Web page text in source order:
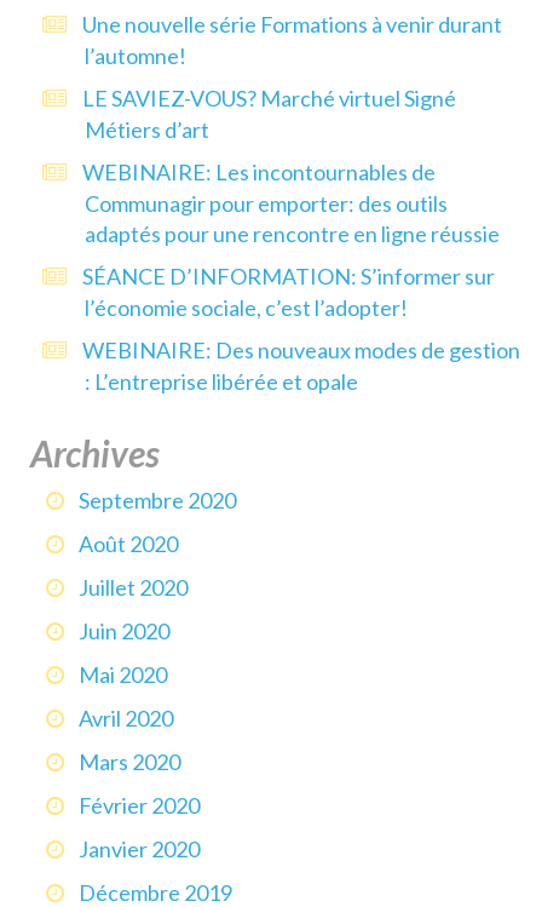
Une nouvelle série Formations à venir durant
l’automne!
LE SAVIEZ-VOUS? Marché virtuel Signé
Métiers d’art
WEBINAIRE: Les incontournables de
Communagir pour emporter: des outils
adaptés pour une rencontre en ligne réussie
SÉANCE D’INFORMATION: S’informer sur
l’économie sociale, c’est l’adopter!
WEBINAIRE: Des nouveaux modes de gestion
: L’entreprise libérée et opale
Archives
Septembre 2020
Août 2020
Juillet 2020
Juin 2020
Mai 2020
Avril 2020
Mars 2020
Février 2020
Janvier 2020
Décembre 2019